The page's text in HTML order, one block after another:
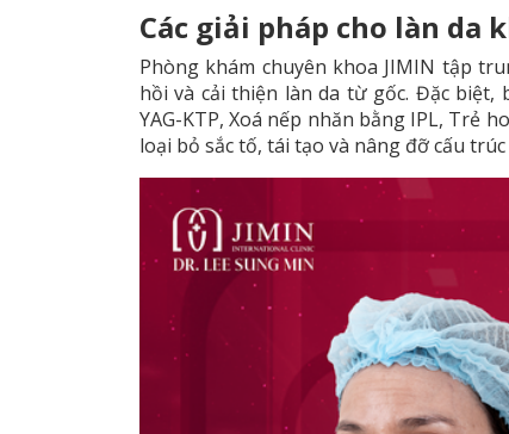
Các giải pháp cho làn da
Phòng khám chuyên khoa JIMIN tập
hồi và cải thiện làn da từ gốc. Đặc
YAG-KTP, Xoá nếp nhăn bằng IPL, Trẻ
loại bỏ sắc tố, tái tạo và nâng đỡ cấu